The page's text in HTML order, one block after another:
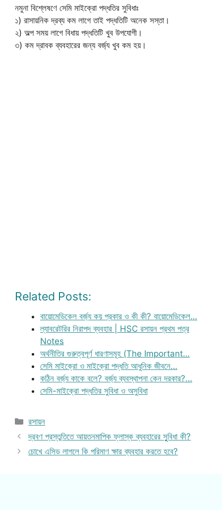
নমুনা বিশ্লেষণে সেমি মাইক্রো পদ্ধতির সুবিধাঃ
১) রাসায়নিক দ্রব্য কম লাগে তাই পদ্ধতিটি অনেক সস্তা।
২) অল্প সময় লাগে বিধায় পদ্ধতিটি খুব উপযোগী।
৩) কম দ্রাবক ব্যবহারের জন্য বর্জ্য খুব কম হয়।
Related Posts:
বায়োমেডিকেল বর্জ্য কয় প্রকার ও কী কী? বায়োমেডিকেল…
ল্যাবরেটরির নিরাপদ ব্যবহার | HSC রসায়ন প্রথম পত্র
Notes
অর্থনীতির গুরুত্বপূর্ণ ধারণাসমূহ (The Important…
সেমি মাইক্রো ও মাইক্রো পদ্ধতি আধুনিক জীবনে…
কঠিন বর্জ্য কাকে বলে? বর্জ্য ব্যবস্থাপনা কেন দরকার?…
সেমি-মাইক্রো পদ্ধতির সুবিধা ও অসুবিধা
Categories
রসায়ন
দ্রবণ প্রস্তুতিতে আয়তনমাপিক ফ্লাস্ক ব্যবহারের সুুবিধা কী?
চোখে এসিড লাগলে কি পরিমাণ ক্ষার ব্যবহার করতে হবে?